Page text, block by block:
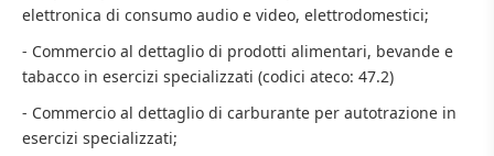
elettronica di consumo audio e video, elettrodomestici;
- Commercio al dettaglio di prodotti alimentari, bevande e
tabacco in esercizi specializzati (codici ateco: 47.2)
- Commercio al dettaglio di carburante per autotrazione in
esercizi specializzati;